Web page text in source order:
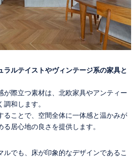
ラルテイストやヴィンテージ系の家具と
が際立つ素材は、北欧家具やアンティー
和します。
ることで、空間全体に一体感と温かみが
居心地の良さを提供します。
ルでも、床が印象的なデザインであるこ